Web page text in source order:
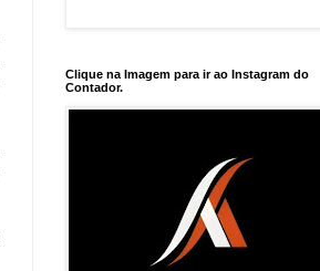
Clique na Imagem para ir ao Instagram do
Contador.